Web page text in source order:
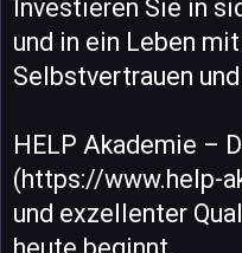
Investieren Sie in
und in ein Leben
Selbstvertrauen
HELP Akademie –
(https://www.help-
und exzellenter